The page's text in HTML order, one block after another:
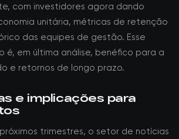
com investidores agora dando
unitária, métricas de retenção
das equipes de gestão. Esse
é, em última análise, benéfico para a
e retornos de longo prazo.
e implicações para
trimestres, o setor de notícias